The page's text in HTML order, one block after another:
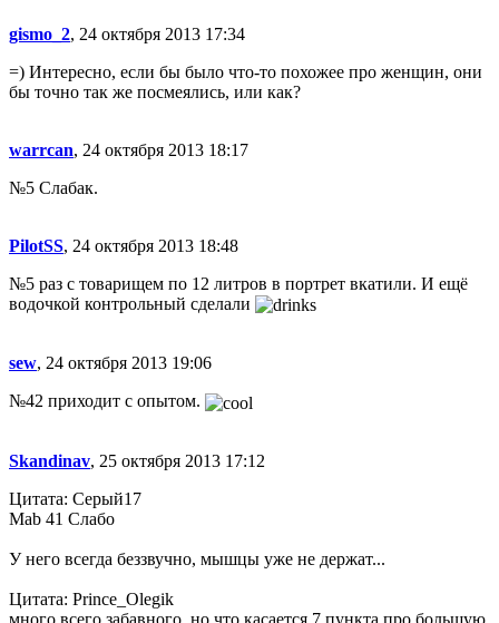
gismo_2, 24 октября 2013 17:34
=) Интересно, если бы было что-то похожее про женщин, они
бы точно так же посмеялись, или как?
warrcan, 24 октября 2013 18:17
№5 Слабак.
PilotSS, 24 октября 2013 18:48
№5 раз с товарищем по 12 литров в портрет вкатили. И ещё
водочкой контрольный сделали
sew, 24 октября 2013 19:06
№42 приходит с опытом.
Skandinav, 25 октября 2013 17:12
Цитата: Серый17
Mab 41 Слабо
У него всегда беззвучно, мышцы уже не держат...
Цитата: Prince_Olegik
много всего забавного, но что касается 7 пункта про большую